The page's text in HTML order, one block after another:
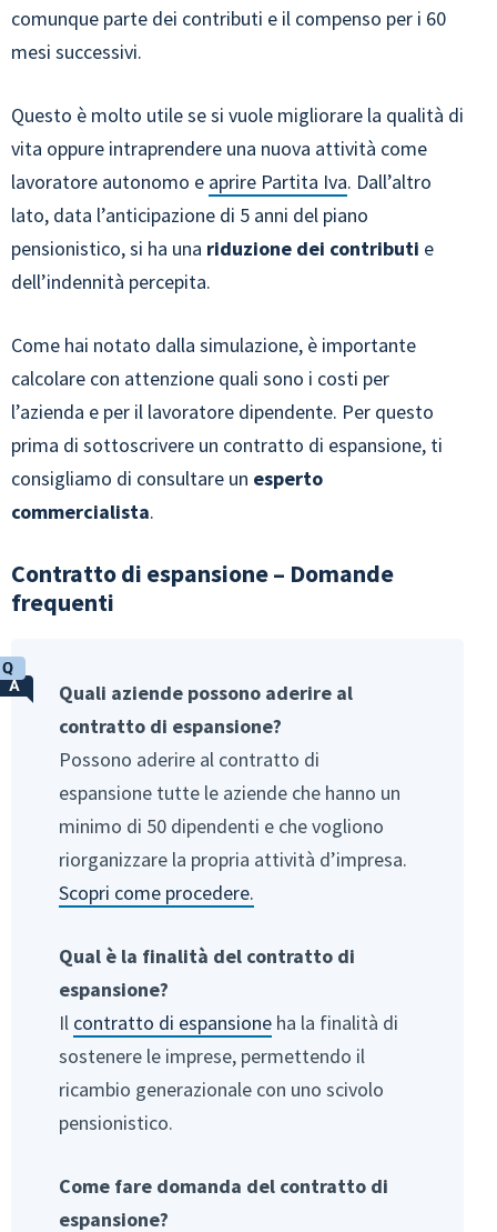
comunque parte dei contributi e il compenso per i 60
mesi successivi.
Questo è molto utile se si vuole migliorare la qualità di
vita oppure intraprendere una nuova attività come
lavoratore autonomo e aprire Partita Iva. Dall’altro
lato, data l’anticipazione di 5 anni del piano
pensionistico, si ha una riduzione dei contributi e
dell’indennità percepita.
Come hai notato dalla simulazione, è importante
calcolare con attenzione quali sono i costi per
l’azienda e per il lavoratore dipendente. Per questo
prima di sottoscrivere un contratto di espansione, ti
consigliamo di consultare un esperto
commercialista.
Contratto di espansione – Domande
frequenti
Quali aziende possono aderire al
contratto di espansione?
Possono aderire al contratto di
espansione tutte le aziende che hanno un
minimo di 50 dipendenti e che vogliono
riorganizzare la propria attività d’impresa.
Scopri come procedere.
Qual è la finalità del contratto di
espansione?
Il contratto di espansione ha la finalità di
sostenere le imprese, permettendo il
ricambio generazionale con uno scivolo
pensionistico.
Come fare domanda del contratto di
espansione?